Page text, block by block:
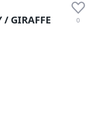
GIRAFFE
0